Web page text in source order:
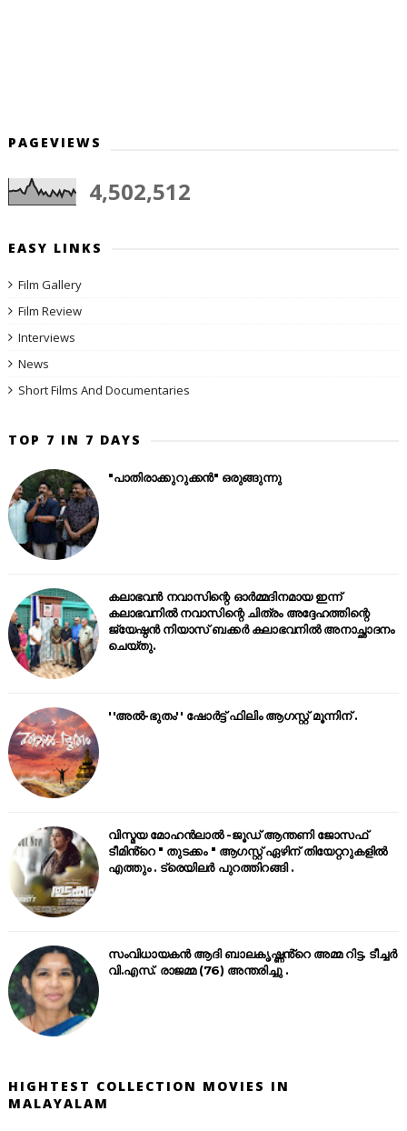
PAGEVIEWS
4,502,512
EASY LINKS
Film Gallery
Film Review
Interviews
News
Short Films And Documentaries
TOP 7 IN 7 DAYS
"പാതിരാക്കുറുക്കൻ" ഒരുങ്ങുന്നു
കലാഭവൻ നവാസിന്റെ ഓർമ്മദിനമായ ഇന്ന്
കലാഭവനിൽ നവാസിന്റെ ചിത്രം അദ്ദേഹത്തിന്റെ
ജ്യേഷ്ഠൻ നിയാസ് ബക്കർ കലാഭവനിൽ അനാച്ഛാദനം
ചെയ്തു.
''അൽ-ഭുതം'' ഷോർട്ട് ഫിലിം ആഗസ്റ്റ് മൂന്നിന് .
വിസ്മയ മോഹൻലാൽ -ജൂഡ് ആന്തണി ജോസഫ്
ടീമിൻ്റെ " തുടക്കം " ആഗസ്റ്റ് ഏഴിന് തിയേറ്ററുകളിൽ
എത്തും . ട്രെയിലർ പുറത്തിറങ്ങി .
സംവിധായകൻ ആദി ബാലകൃഷ്ണൻ്റെ അമ്മ റിട്ട. ടീച്ചർ
വി.എസ്. രാജമ്മ (76) അന്തരിച്ചു .
HIGHTEST COLLECTION MOVIES IN
MALAYALAM